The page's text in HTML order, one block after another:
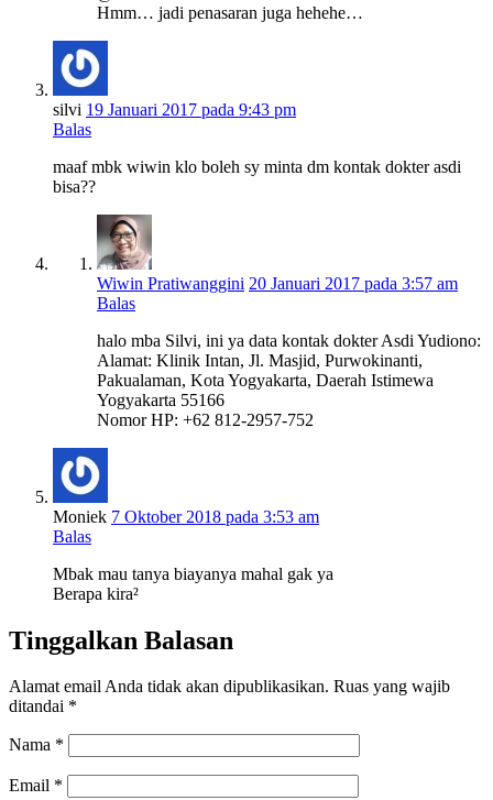
Hmm… jadi penasaran juga hehehe…
silvi 19 Januari 2017 pada 9:43 pm
Balas
maaf mbk wiwin klo boleh sy minta dm kontak dokter asdi
bisa??
Wiwin Pratiwanggini 20 Januari 2017 pada 3:57 am
Balas
halo mba Silvi, ini ya data kontak dokter Asdi Yudiono:
Alamat: Klinik Intan, Jl. Masjid, Purwokinanti,
Pakualaman, Kota Yogyakarta, Daerah Istimewa
Yogyakarta 55166
Nomor HP: +62 812-2957-752
Moniek 7 Oktober 2018 pada 3:53 am
Balas
Mbak mau tanya biayanya mahal gak ya
Berapa kira²
Tinggalkan Balasan
Alamat email Anda tidak akan dipublikasikan. Ruas yang wajib
ditandai *
Nama *
Email *